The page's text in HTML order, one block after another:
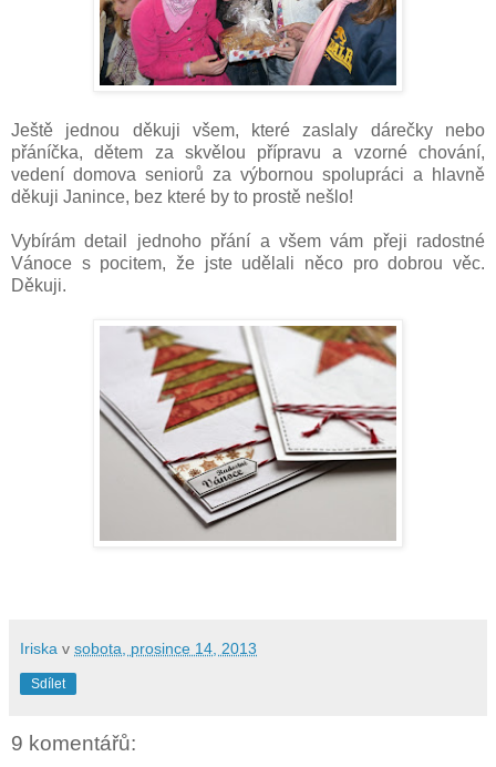
Ještě jednou děkuji všem, které zaslaly dárečky nebo
přáníčka, dětem za skvělou přípravu a vzorné chování,
vedení domova seniorů za výbornou spolupráci a hlavně
děkuji Janince, bez které by to prostě nešlo!
Vybírám detail jednoho přání a všem vám přeji radostné
Vánoce s pocitem, že jste udělali něco pro dobrou věc.
Děkuji.
Iriska v sobota, prosince 14, 2013
Sdílet
9 komentářů: